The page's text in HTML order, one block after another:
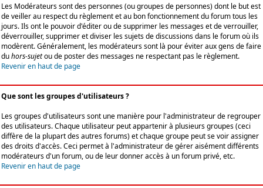
Les Modérateurs sont des personnes (ou groupes de personnes) dont le but est
de veiller au respect du règlement et au bon fonctionnement du forum tous les
jours. Ils ont le pouvoir d'éditer ou de supprimer les messages et de verrouiller,
déverrouiller, supprimer et diviser les sujets de discussions dans le forum où ils
modèrent. Généralement, les modérateurs sont là pour éviter aux gens de faire
duhors-sujetou de poster des messages ne respectant pas le règlement.
Revenir en haut de page
Que sont les groupes d'utilisateurs ?
Les groupes d'utilisateurs sont une manière pour l'administrateur de regrouper
des utilisateurs. Chaque utilisateur peut appartenir à plusieurs groupes (ceci
diffère de la plupart des autres forums) et chaque groupe peut se voir assigner
des droits d'accès. Ceci permet à l'administrateur de gérer aisément différents
modérateurs d'un forum, ou de leur donner accès à un forum privé, etc.
Revenir en haut de page